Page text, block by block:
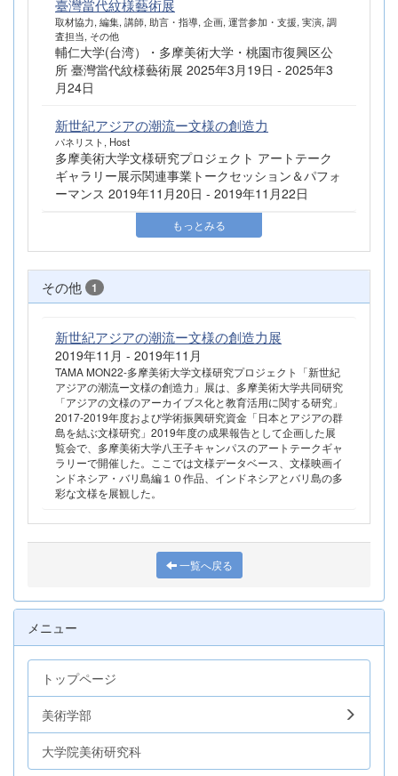
臺灣當代紋様藝術展
取材協力, 編集, 講師, 助言・指導, 企画, 運営参加・支援, 実演, 調
査担当, その他
輔仁大学(台湾）・多摩美術大学・桃園市復興区公
所 臺灣當代紋様藝術展 2025年3月19日 - 2025年3
月24日
新世紀アジアの潮流ー文様の創造力
パネリスト, Host
多摩美術大学文様研究プロジェクト アートテーク
ギャラリー展示関連事業トークセッション＆パフォ
ーマンス 2019年11月20日 - 2019年11月22日
もっとみる
その他 1
新世紀アジアの潮流ー文様の創造力展
2019年11月 - 2019年11月
TAMA MON22-多摩美術大学文様研究プロジェクト「新世紀
アジアの潮流ー文様の創造力」展は、多摩美術大学共同研究
「アジアの文様のアーカイブス化と教育活用に関する研究」
2017-2019年度および学術振興研究資金「日本とアジアの群
島を結ぶ文様研究」2019年度の成果報告として企画した展
覧会で、多摩美術大学八王子キャンパスのアートテークギャ
ラリーで開催した。ここでは文様データベース、文様映画イ
ンドネシア・バリ島編１０作品、インドネシアとバリ島の多
彩な文様を展観した。
一覧へ戻る
メニュー
トップページ
美術学部
大学院美術研究科